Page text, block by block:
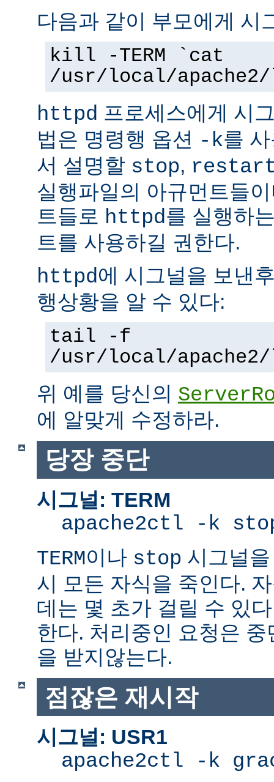
다음과 같이 부모에게 시
kill -TERM `cat
/usr/local/
httpd 프로세스에게 시
법은 명령행 옵션 -k를
서 설명할 stop,
실행파일의 아규먼트들
트들로 httpd를 실행하
트를 사용하길 권한다.
httpd에 시그널을 보낸
행상황을 알 수 있다:
tail -f
/usr/local/
위 예를 당신의
에 알맞게 수정하라.
당장 중단
시그널: TERM
apache2ctl -k
TERM이나 stop 시그널
시 모든 자식을 죽인다.
데는 몇 초가 걸릴 수 있
한다. 처리중인 요청은
을 받지않는다.
점잖은 재시작
시그널: USR1
apache2ctl -k